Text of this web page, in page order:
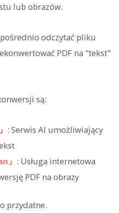
lub obrazów.
odczytać pliku
PDF na "tekst"
są:
: Serwis AI umożliwiający
』 : Usługa internetowa
PDF na obrazy
przydatne.